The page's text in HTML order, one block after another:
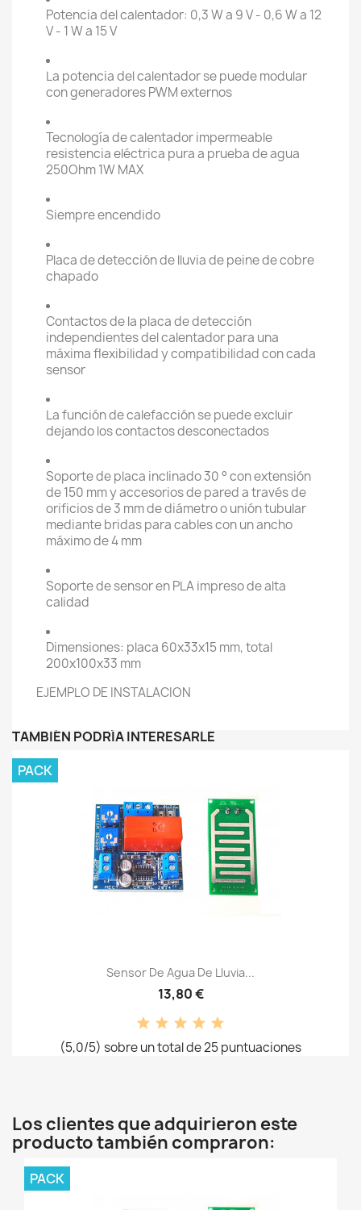
Potencia del calentador: 0,3 W a 9 V - 0,6 W a 12
V - 1 W a 15 V
La potencia del calentador se puede modular
con generadores PWM externos
Tecnología de calentador impermeable
resistencia eléctrica pura a prueba de agua
250Ohm 1W MAX
Siempre encendido
Placa de detección de lluvia de peine de cobre
chapado
Contactos de la placa de detección
independientes del calentador para una
máxima flexibilidad y compatibilidad con cada
sensor
La función de calefacción se puede excluir
dejando los contactos desconectados
Soporte de placa inclinado 30 ° con extensión
de 150 mm y accesorios de pared a través de
orificios de 3 mm de diámetro o unión tubular
mediante bridas para cables con un ancho
máximo de 4 mm
Soporte de sensor en PLA impreso de alta
calidad
Dimensiones: placa 60x33x15 mm, total
200x100x33 mm
EJEMPLO DE INSTALACION
TAMBIÉN PODRÍA INTERESARLE
Sensor De Agua De Lluvia...
13,80 €
(5,0/5) sobre un total de 25 puntuaciones
PACK
Los clientes que adquirieron este
producto también compraron:
PACK